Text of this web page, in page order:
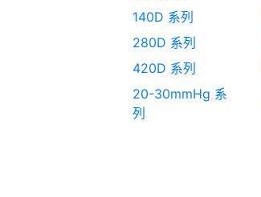
140D 系列
280D 系列
420D 系列
20-30mmHg 系
列